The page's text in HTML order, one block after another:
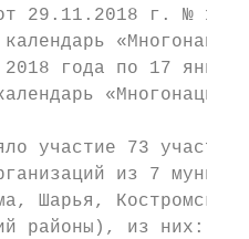
от 29.11.2018 г. №
года по 17
участие 73
из 7
Шарья,
районы), из них: 4 –